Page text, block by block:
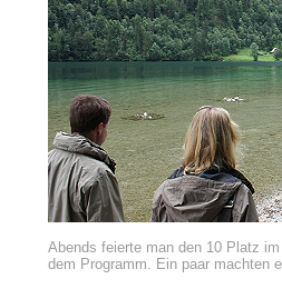
Abends feierte man den 10 Platz
dem Programm. Ein paar machten